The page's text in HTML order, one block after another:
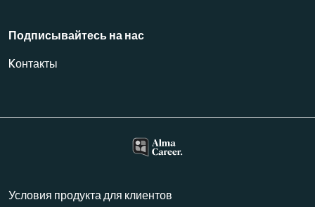
Подписывайтесь на нас
Kонтакты
Условия продукта для клиентов